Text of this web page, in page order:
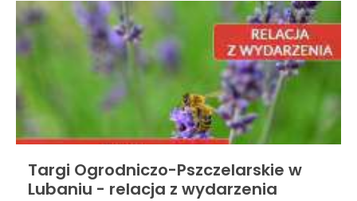
Targi Ogrodniczo-Pszczelarskie w
Lubaniu - relacja z wydarzenia